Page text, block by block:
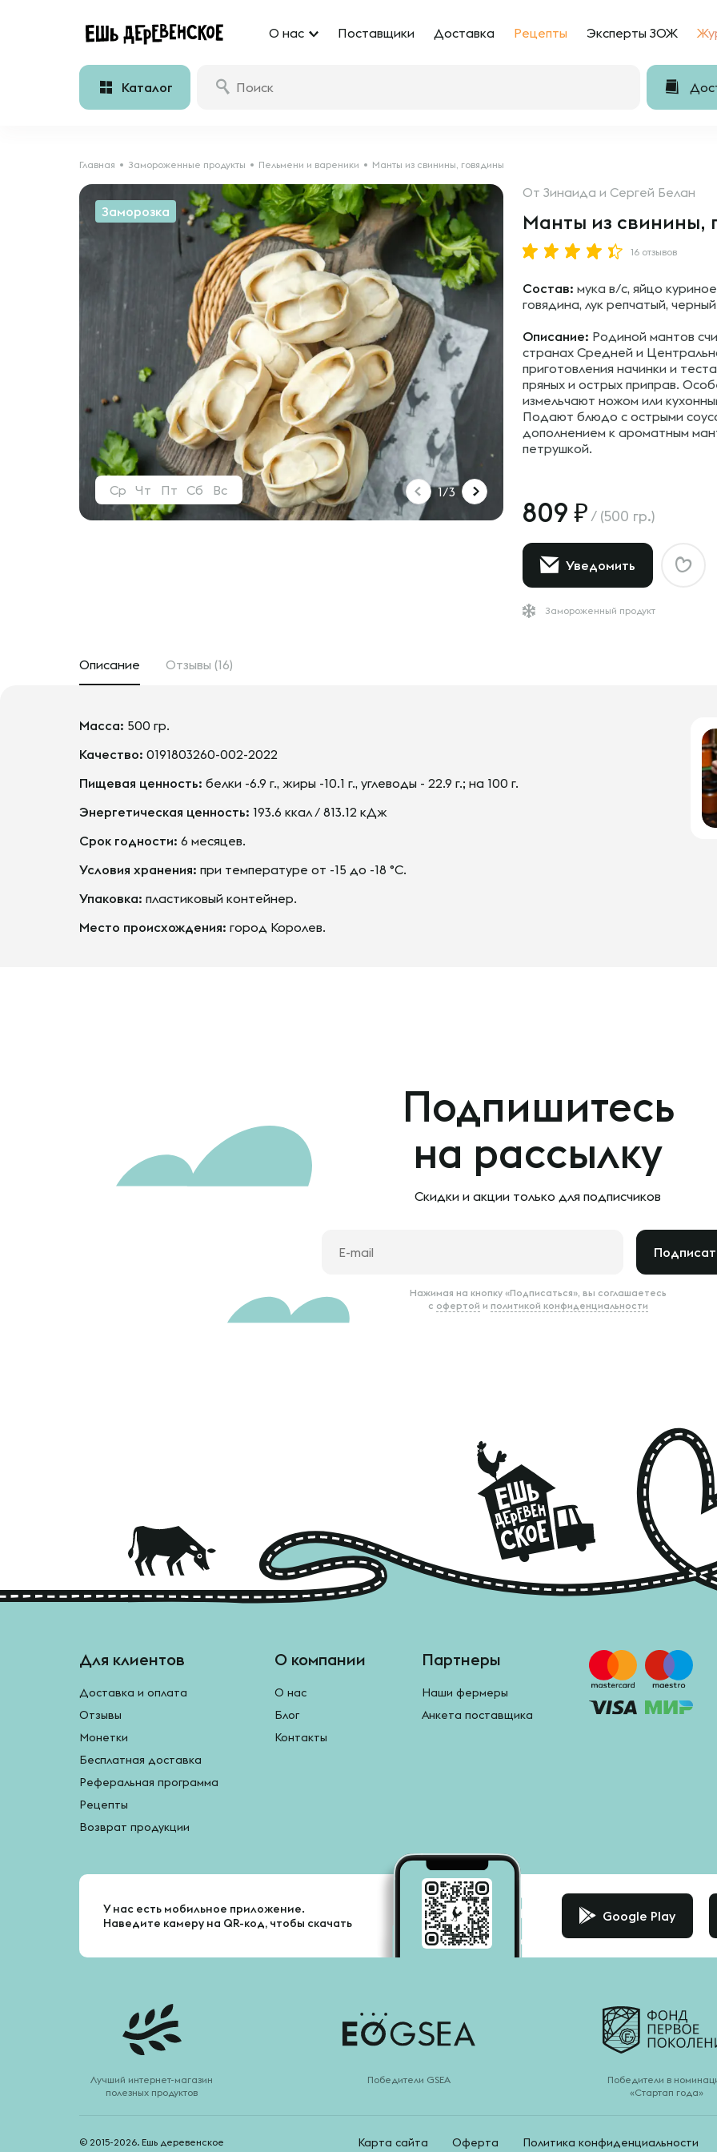
О нас Поставщики Доставка Рецепты Эксперты ЗОЖ
Каталог
Главная Замороженные продукты Пельмени и вареники Манты из свинины, говядины
1/3
Заморозка
Ср Чт Пт Сб Вс
От Зинаида и Сергей Белан
Манты из свинины,
16 отзывов
Состав: мука в/с, яйцо
говядина, лук репчатый,
Описание: Родиной мантов
странах Средней и
приготовления начинки и
пряных и острых приправ.
измельчают ножом или
Подают блюдо с острыми
дополнением к ароматным
петрушкой.
809 / (500 гр.)
Уведомить
Замороженный продукт
Описание Отзывы (16)
Масса: 500 гр.
Качество: 0191803260-002-2022
Пищевая ценность: белки -6.9 г., жиры -10.1 г., углеводы - 22.9 г.; на 100 г.
Энергетическая ценность: 193.6 ккал / 813.12 кДж
Срок годности: 6 месяцев.
Условия хранения: при температуре от -15 до -18 °С.
Упаковка: пластиковый контейнер.
Место происхождения: город Королев.
Подпишитесь
на рассылку
Скидки и акции только для подписчиков
Нажимая на кнопку «Подписаться», вы соглашаетесь
с офертой и политикой конфиденциальности
Для клиентов
Доставка и оплата
Отзывы
Монетки
Бесплатная доставка
Реферальная программа
Рецепты
Возврат продукции
О компании
О нас
Блог
Контакты
Партнеры
Наши фермеры
Анкета поставщика
У нас есть мобильное приложение.
Наведите камеру на QR-код, чтобы скачать
Google Play
Лучший интернет-магазин
полезных продуктов
Победители GSEA
Победители в
«Стартап года»
© 2015-2026. Ешь деревенское Карта сайта Оферта Политика конфиденциальности